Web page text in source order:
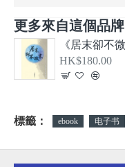
更多來自這個品牌
HK$180.00
標籤： ebook 电子书